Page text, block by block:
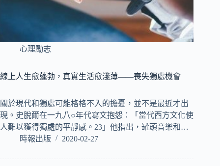
心理勵志
線上人生愈蓬勃，真實生活愈淺薄――喪失獨處機會
關於現代和獨處可能格格不入的擔憂，並不是最近才出
現。史脫爾在一九八○年代寫文抱怨：「當代西方文化使
人難以獲得獨處的平靜感。23」他指出，罐頭音樂和…
時報出版
2020-02-27